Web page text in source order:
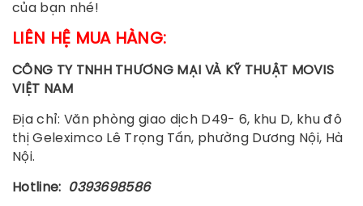
của bạn nhé!
LIÊN HỆ MUA HÀNG:
CÔNG TY TNHH THƯƠNG MẠI VÀ KỸ THUẬT MOVIS
VIỆT NAM
Địa chỉ: Văn phòng giao dịch D49- 6, khu D, khu đô
thị Geleximco Lê Trọng Tấn, phường Dương Nội, Hà
Nội.
Hotline: 0393698586